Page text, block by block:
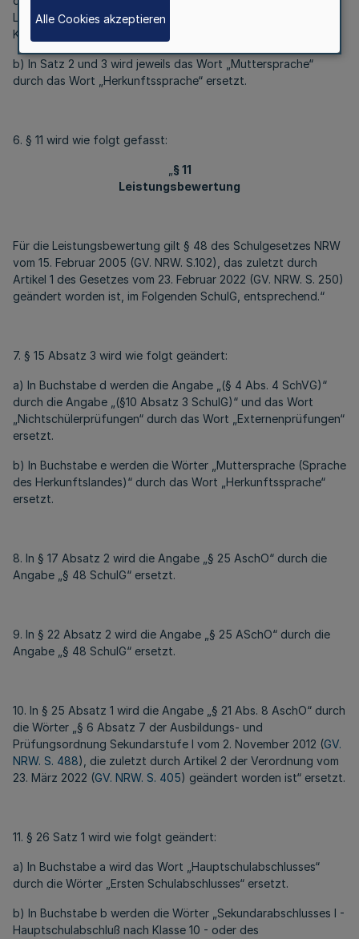
Lernen oder mit dem Förderschwerpunkt Hören und
Kommunikation“ ersetzt.
b) In Satz 2 und 3 wird jeweils das Wort „Muttersprache“
durch das Wort „Herkunftssprache“ ersetzt.
6. § 11 wird wie folgt gefasst:
§ 11
Leistungsbewertung
Für die Leistungsbewertung gilt § 48 des Schulgesetzes NRW
vom 15. Februar 2005 (GV. NRW. S.102), das zuletzt durch
Artikel 1 des Gesetzes vom 23. Februar 2022 (GV. NRW. S. 250)
geändert worden ist, im Folgenden SchulG, entsprechend.“
7. § 15 Absatz 3 wird wie folgt geändert:
a) In Buchstabe d werden die Angabe „(§ 4 Abs. 4 SchVG)“
durch die Angabe „(§10 Absatz 3 SchulG)“ und das Wort
„Nichtschülerprüfungen“ durch das Wort „Externenprüfungen“
ersetzt.
b) In Buchstabe e werden die Wörter „Muttersprache (Sprache
des Herkunftslandes)“ durch das Wort „Herkunftssprache“
ersetzt.
8. In § 17 Absatz 2 wird die Angabe „§ 25 AschO“ durch die
Angabe „§ 48 SchulG“ ersetzt.
9. In § 22 Absatz 2 wird die Angabe „§ 25 ASchO“ durch die
Angabe „§ 48 SchulG“ ersetzt.
10. In § 25 Absatz 1 wird die Angabe „§ 21 Abs. 8 AschO“ durch
die Wörter „§ 6 Absatz 7 der Ausbildungs- und
Prüfungsordnung Sekundarstufe I vom 2. November 2012 (GV.
NRW. S. 488), die zuletzt durch Artikel 2 der Verordnung vom
23. März 2022 (GV. NRW. S. 405) geändert worden ist“ ersetzt.
11. § 26 Satz 1 wird wie folgt geändert:
a) In Buchstabe a wird das Wort „Hauptschulabschlusses“
durch die Wörter „Ersten Schulabschlusses“ ersetzt.
b) In Buchstabe b werden die Wörter „Sekundarabschlusses I -
Hauptschulabschluß nach Klasse 10 - oder des
Alle Cookies akzeptieren